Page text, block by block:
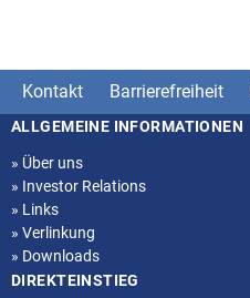
Kontakt Barrierefreiheit
Seitenstruktur
ALLGEMEINE INFORMATIONEN
» Über uns
» Investor Relations
» Links
» Verlinkung
» Downloads
DIREKTEINSTIEG